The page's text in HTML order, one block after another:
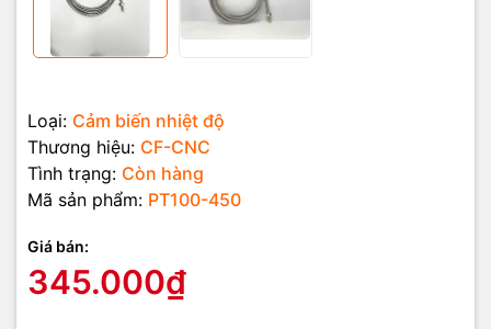
Loại: Cảm biến nhiệt độ
Thương hiệu: CF-CNC
Tình trạng: Còn hàng
Mã sản phẩm: PT100-450
Giá bán:
345.000₫